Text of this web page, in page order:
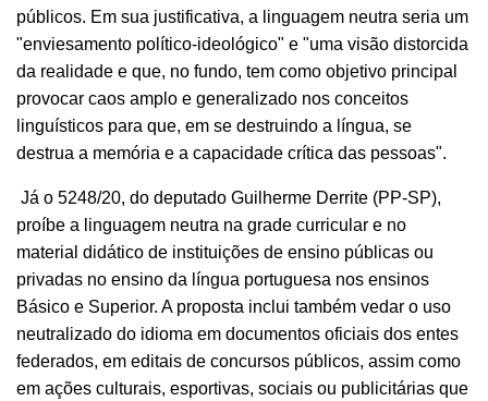
públicos. Em sua justificativa, a linguagem neutra seria um
"enviesamento político-ideológico" e "uma visão distorcida
da realidade e que, no fundo, tem como objetivo principal
provocar caos amplo e generalizado nos conceitos
linguísticos para que, em se destruindo a língua, se
destrua a memória e a capacidade crítica das pessoas".
Já o 5248/20, do deputado Guilherme Derrite (PP-SP),
proíbe a linguagem neutra na grade curricular e no
material didático de instituições de ensino públicas ou
privadas no ensino da língua portuguesa nos ensinos
Básico e Superior. A proposta inclui também vedar o uso
neutralizado do idioma em documentos oficiais dos entes
federados, em editais de concursos públicos, assim como
em ações culturais, esportivas, sociais ou publicitárias que